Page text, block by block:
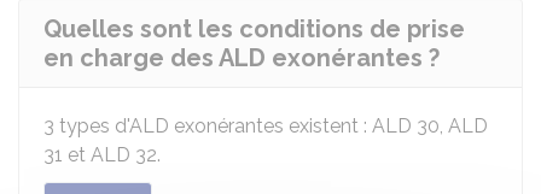
Quelles sont les conditions de prise
en charge des ALD exonérantes ?
3 types d'ALD exonérantes existent : ALD 30, ALD
31 et ALD 32.